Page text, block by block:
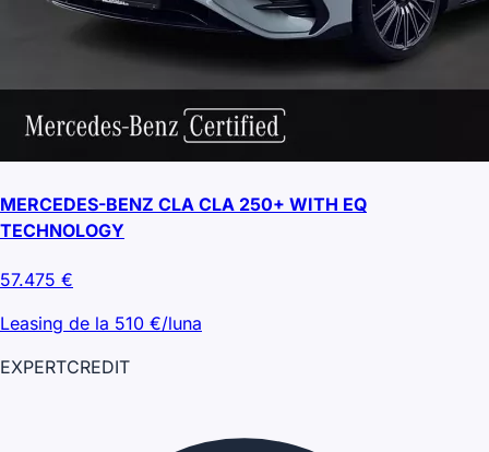
MERCEDES-BENZ CLA CLA 250+ WITH EQ
TECHNOLOGY
57.475 €
Leasing de la 510 €/luna
EXPERTCREDIT